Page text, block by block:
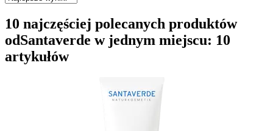
10 najczęściej polecanych produktów
odSantaverde w jednym miejscu: 10
artykułów